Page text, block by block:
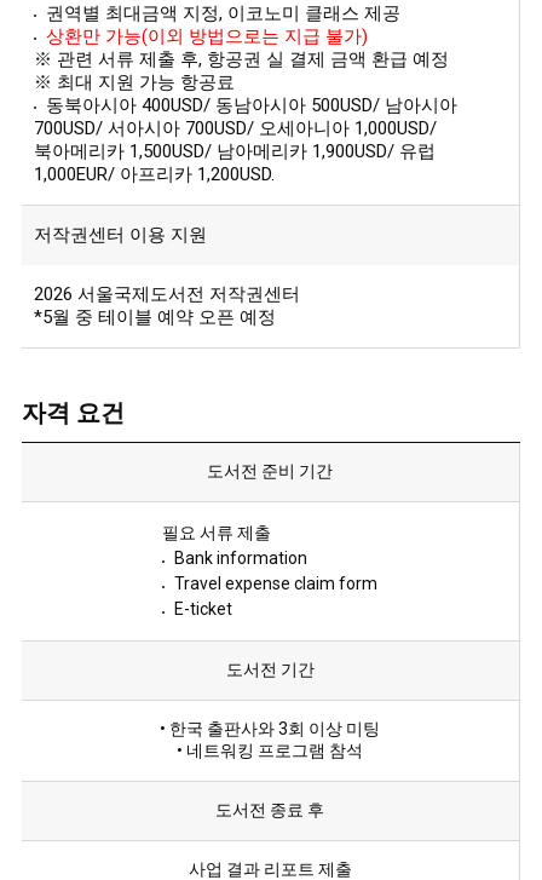
권역별 최대금액 지정, 이코노미 클래스 제공
상환만 가능(이외 방법으로는 지급 불가)
※ 관련 서류 제출 후, 항공권 실 결제 금액 환급 예정
※ 최대 지원 가능 항공료
동북아시아 400USD/ 동남아시아 500USD/ 남아시아
700USD/ 서아시아 700USD/ 오세아니아 1,000USD/
북아메리카 1,500USD/ 남아메리카 1,900USD/ 유럽
1,000EUR/ 아프리카 1,200USD.
저작권센터 이용 지원
2026 서울국제도서전 저작권센터
*5월 중 테이블 예약 오픈 예정
자격 요건
도서전 준비 기간
필요 서류 제출
Bank information
Travel expense claim form
E-ticket
도서전 기간
• 한국 출판사와 3회 이상 미팅
• 네트워킹 프로그램 참석
도서전 종료 후
사업 결과 리포트 제출